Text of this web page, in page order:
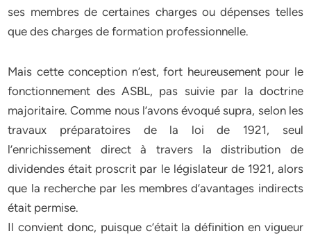
ses membres de certaines charges ou dépenses telles
que des charges de formation professionnelle.
Mais cette conception n’est, fort heureusement pour le
fonctionnement des ASBL, pas suivie par la doctrine
majoritaire. Comme nous l’avons évoqué supra, selon les
travaux préparatoires de la loi de 1921, seul
l’enrichissement direct à travers la distribution de
dividendes était proscrit par le législateur de 1921, alors
que la recherche par les membres d’avantages indirects
était permise.
Il convient donc, puisque c’était la définition en vigueur